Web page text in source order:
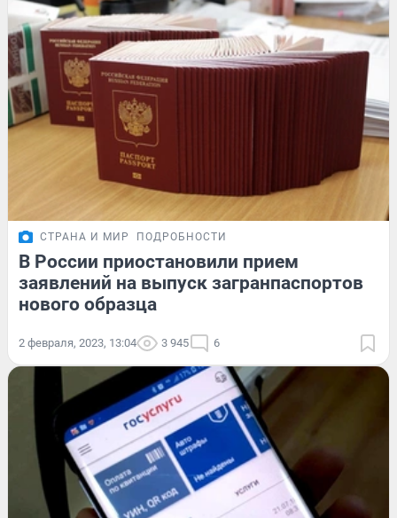
СТРАНА И МИР ПОДРОБНОСТИ
В России приостановили прием
заявлений на выпуск загранпаспортов
нового образца
2 февраля, 2023, 13:04 3 945 6